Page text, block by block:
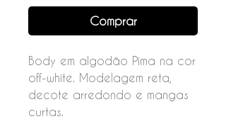
Comprar
Body em algodão Pima na cor
off-white. Modelagem reta,
decote arredondo e mangas
curtas.